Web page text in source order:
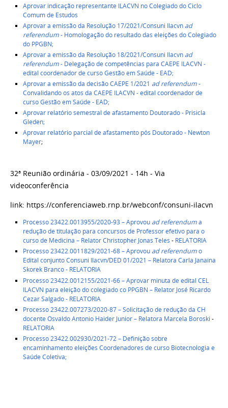
Aprovar indicação representante ILACVN no Colegiado do Ciclo
Comum de Estudos
Aprovar a emissão da Resolução 17/2021/Consuni Ilacvn ad
referendum- Homologação do resultado das eleições do Colegiado
do PPGBN;
Aprovar a emissão da Resolução 18/2021/Consuni Ilacvnad
referendum- Delegação de competências para CAEPE ILACVN -
edital coordenador de curso Gestão em Saúde - EAD;
Aprovar a emissão da decisão CAEPE 1/2021 ad referendum-
Convalidando os atos da CAEPE ILACVN - edital coordenador de
curso Gestão em Saúde - EAD;
Aprovar relatório semestral de afastamento Doutorado - Prisicla
Gleden;
Aprovar relatório parcial de afastamento pós Doutorado - Newton
Mayer;
32ª Reunião ordinária - 03/09/2021 - 14h - Via
videoconferência
link: https://conferenciaweb.rnp.br/webconf/consuni-ilacvn
Processo 23422.0013955/2020-93 – Aprovou ad referenduma
redução de titulação para concursos de Professor efetivo para o
curso de Medicina – Relator Christopher Jonas Teles -RELATORIA
Processo 23422.0011829/2021-68 – Aprovou ad referendumo
Edital conjunto Consuni Ilacvn/DED 01/2021 – Relatora Carla Janaina
Skorek Branco- RELATORIA
Processo 23422.0012155/2021-66 – Aprovar minuta de edital CEL
ILACVN para eleição do colegiado co PPGBN – Relator José Ricardo
Cezar Salgado- RELATORIA
Processo 23422.007273/2020-87 – Solicitação de redução da CH
docente Osvaldo Antonio Haider Junior – Relatora Marcela Boroski -
RELATORIA
Processo 23422.002930/2021-72 – Definição sobre
encaminhamento eleições Coordenadores de curso Biotecnologia e
Saúde Coletiva;